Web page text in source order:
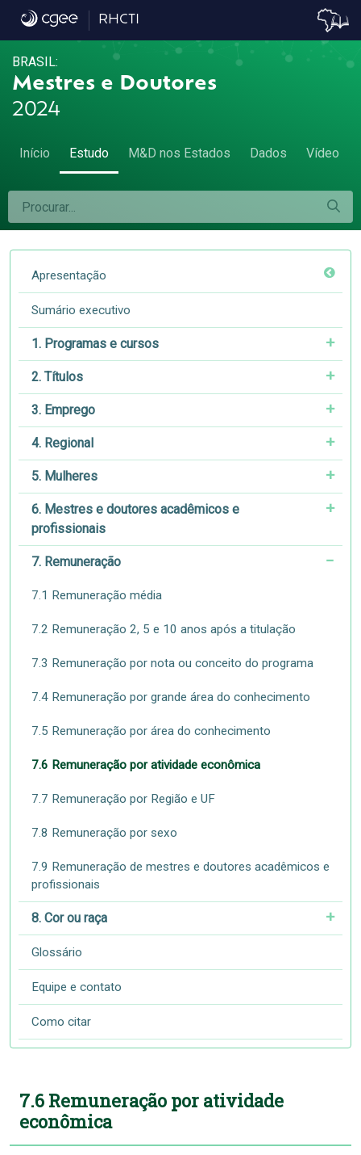
7.6 Remuneração por atividade
RHCTI
BRASIL:
Mestres e Doutores
2024
Início Estudo M&D nos Estados Dados Vídeo
Apresentação
Sumário executivo
1. Programas e cursos
2. Títulos
3. Emprego
4. Regional
5. Mulheres
6. Mestres e doutores acadêmicos e
profissionais
7. Remuneração
7.1 Remuneração média
7.2 Remuneração 2, 5 e 10 anos após a titulação
7.3 Remuneração por nota ou conceito do programa
7.4 Remuneração por grande área do conhecimento
7.5 Remuneração por área do conhecimento
7.6 Remuneração por atividade econômica
7.7 Remuneração por Região e UF
7.8 Remuneração por sexo
7.9 Remuneração de mestres e doutores acadêmicos e
profissionais
8. Cor ou raça
Glossário
Equipe e contato
Como citar
7.6 Remuneração por atividade
econômica